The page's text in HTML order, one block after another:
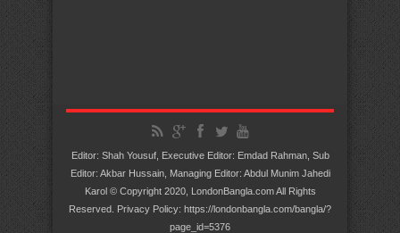
Editor: Shah Yousuf, Executive Editor: Emdad Rahman, Sub
Editor: Akbar Hussain, Managing Editor: Abdul Munim Jahedi
Karol © Copyright 2020, LondonBangla.com All Rights
Reserved. Privacy Policy: https://londonbangla.com/bangla/?
page_id=5376